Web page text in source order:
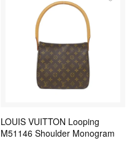
LOUIS VUITTON Looping
M51146 Shoulder Monogram